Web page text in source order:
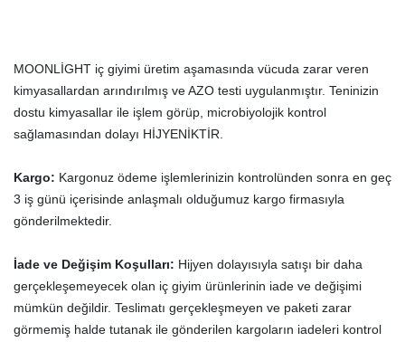
MOONLİGHT iç giyimi üretim aşamasında vücuda zarar veren
kimyasallardan arındırılmış ve AZO testi uygulanmıştır. Teninizin
dostu kimyasallar ile işlem görüp, microbiyolojik kontrol
sağlamasından dolayı HİJYENİKTİR.
Kargo: Kargonuz ödeme işlemlerinizin kontrolünden sonra en geç
3 iş günü içerisinde anlaşmalı olduğumuz kargo firmasıyla
gönderilmektedir.
İade ve Değişim Koşulları: Hijyen dolayısıyla satışı bir daha
gerçekleşemeyecek olan iç giyim ürünlerinin iade ve değişimi
mümkün değildir. Teslimatı gerçekleşmeyen ve paketi zarar
görmemiş halde tutanak ile gönderilen kargoların iadeleri kontrol